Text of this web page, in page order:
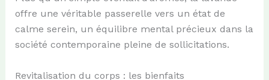
offre une véritable passerelle vers un état de
calme serein, un équilibre mental précieux dans la
société contemporaine pleine de sollicitations.
Revitalisation du corps : les bienfaits